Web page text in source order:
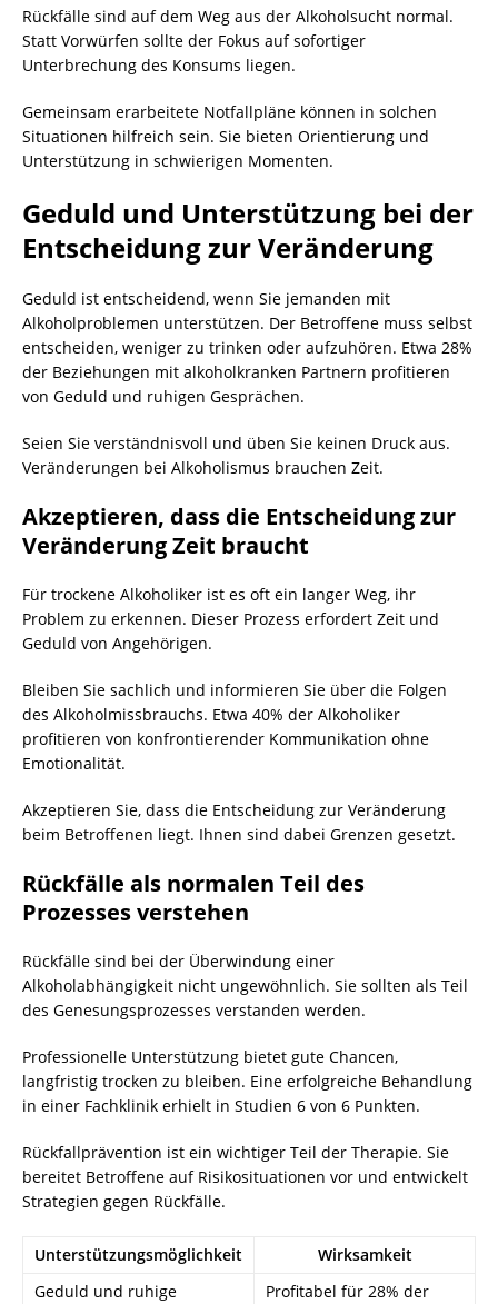
Rückfälle sind auf dem Weg aus der Alkoholsucht normal.
Statt Vorwürfen sollte der Fokus auf sofortiger
Unterbrechung des Konsums liegen.
Gemeinsam erarbeitete Notfallpläne können in solchen
Situationen hilfreich sein. Sie bieten Orientierung und
Unterstützung in schwierigen Momenten.
Geduld und Unterstützung bei der
Entscheidung zur Veränderung
Geduld ist entscheidend, wenn Sie jemanden mit
Alkoholproblemen unterstützen. Der Betroffene muss selbst
entscheiden, weniger zu trinken oder aufzuhören. Etwa 28%
der Beziehungen mit alkoholkranken Partnern profitieren
von Geduld und ruhigen Gesprächen.
Seien Sie verständnisvoll und üben Sie keinen Druck aus.
Veränderungen bei Alkoholismus brauchen Zeit.
Akzeptieren, dass die Entscheidung zur
Veränderung Zeit braucht
Für trockene Alkoholiker ist es oft ein langer Weg, ihr
Problem zu erkennen. Dieser Prozess erfordert Zeit und
Geduld von Angehörigen.
Bleiben Sie sachlich und informieren Sie über die Folgen
des Alkoholmissbrauchs. Etwa 40% der Alkoholiker
profitieren von konfrontierender Kommunikation ohne
Emotionalität.
Akzeptieren Sie, dass die Entscheidung zur Veränderung
beim Betroffenen liegt. Ihnen sind dabei Grenzen gesetzt.
Rückfälle als normalen Teil des
Prozesses verstehen
Rückfälle sind bei der Überwindung einer
Alkoholabhängigkeit nicht ungewöhnlich. Sie sollten als Teil
des Genesungsprozesses verstanden werden.
Professionelle Unterstützung bietet gute Chancen,
langfristig trocken zu bleiben. Eine erfolgreiche Behandlung
in einer Fachklinik erhielt in Studien 6 von 6 Punkten.
Rückfallprävention ist ein wichtiger Teil der Therapie. Sie
bereitet Betroffene auf Risikosituationen vor und entwickelt
Strategien gegen Rückfälle.
Unterstützungsmöglichkeit
Wirksamkeit
Geduld und ruhige
Profitabel für 28% der